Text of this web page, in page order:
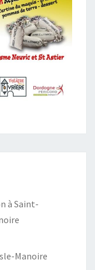
à Saint-
Manoire